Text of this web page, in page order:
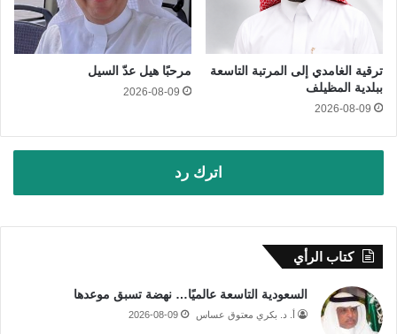
ترقية الغامدي إلى المرتبة التاسعة
ببلدية المظيلف
2026-08-09
مرحبًا هيل عدّ السيل
2026-08-09
اترك رد
كتاب الرأي
السعودية التاسعة عالميًا… نهضة تسبق موعدها
أ. د. بكري معتوق عساس 2026-08-09